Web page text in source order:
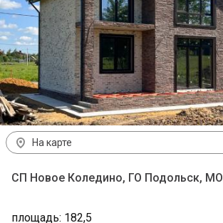
На карте
СП Новое Коледино, ГО Подольск, МО
площадь: 182,5